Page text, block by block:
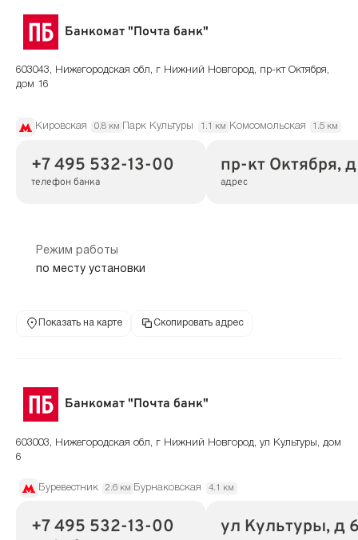
Банкомат "Почта банк"
603043, Нижегородская обл, г Нижний Новгород, пр-кт Октября,
дом 16
Кировская 0.8 км Парк Культуры 1.1 км Комсомольская 1.5 км
+7 495 532-13-00
телефон банка
пр-кт Октября,
адрес
Режим работы
по месту установки
Показать на карте Скопировать адрес
Банкомат "Почта банк"
603003, Нижегородская обл, г Нижний Новгород, ул Культуры, дом
6
Буревестник 2.6 км Бурнаковская 4.1 км
+7 495 532-13-00 ул Культуры, д